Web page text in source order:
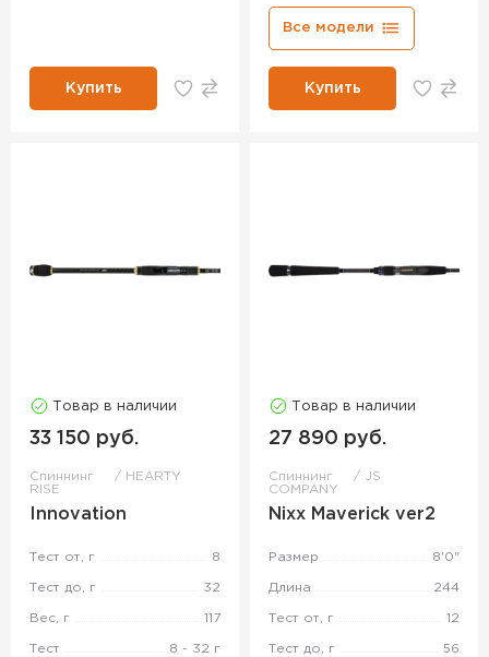
Купить
Все модели
Купить
Товар в наличии
33 150 руб.
Спиннинг
HEARTY
RISE
Innovation
Тест от, г 8
Тест до, г 32
Вес, г 117
Тест 8 - 32 г
Товар в наличии
27 890 руб.
Спиннинг
JS
COMPANY
Nixx Maverick ver2
Размер 8'0"
Длина 244
Тест от, г 12
Тест до, г 56